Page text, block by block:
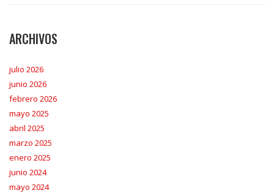
ARCHIVOS
julio 2026
junio 2026
febrero 2026
mayo 2025
abril 2025
marzo 2025
enero 2025
junio 2024
mayo 2024